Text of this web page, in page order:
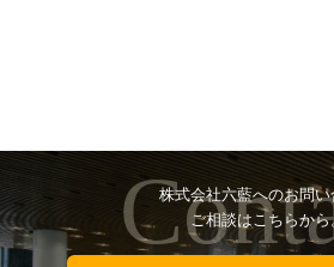
株式会社六藍へのお問
ご相談はこちらから。